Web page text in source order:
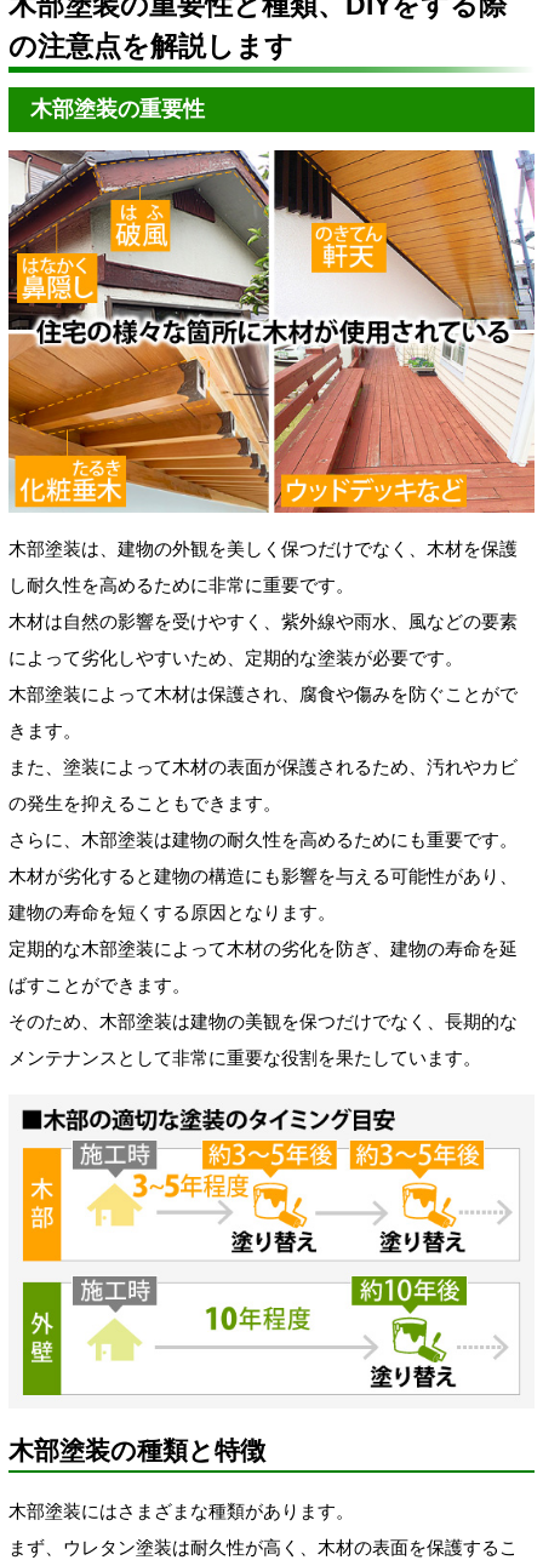
の注意点を解説します
木部塗装の重要性
木部塗装は、建物の外観を美しく保つだけでなく、木材を保護
し耐久性を高めるために非常に重要です。
木材は自然の影響を受けやすく、紫外線や雨水、風などの要素
によって劣化しやすいため、定期的な塗装が必要です。
木部塗装によって木材は保護され、腐食や傷みを防ぐことがで
きます。
また、塗装によって木材の表面が保護されるため、汚れやカビ
の発生を抑えることもできます。
さらに、木部塗装は建物の耐久性を高めるためにも重要です。
木材が劣化すると建物の構造にも影響を与える可能性があり、
建物の寿命を短くする原因となります。
定期的な木部塗装によって木材の劣化を防ぎ、建物の寿命を延
ばすことができます。
そのため、木部塗装は建物の美観を保つだけでなく、長期的な
メンテナンスとして非常に重要な役割を果たしています。
木部塗装の種類と特徴
木部塗装にはさまざまな種類があります。
まず、ウレタン塗装は耐久性が高く、木材の表面を保護するこ